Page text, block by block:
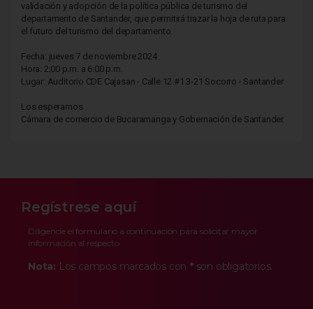
validación y adopción de la política pública de turismo del
departamento de Santander, que permitirá trazar la hoja de ruta para
el futuro del turismo del departamento.
Fecha: jueves 7 de noviembre 2024
Hora: 2:00 p.m. a 6:00 p.m.
Lugar: Auditorio CDE Cajasan - Calle 12 #1 3-21 Socorro - Santander
Los esperamos
Cámara de comercio de Bucaramanga y Gobernación de Santander.
Regístrese aquí
Diligencie el formulario a continuación para solicitar mayor
información al respecto
Nota: Los campos marcados con *son obligatorios.